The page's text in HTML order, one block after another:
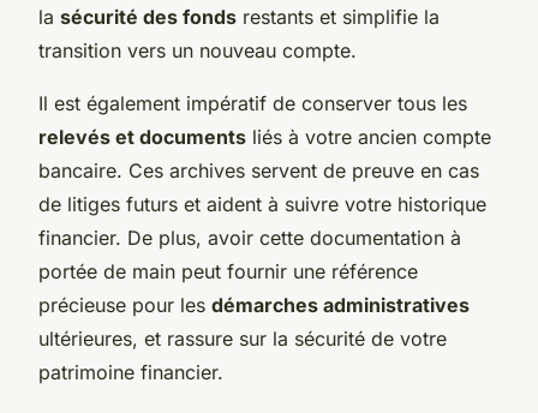
la sécurité des fonds restants et simplifie la
transition vers un nouveau compte.
Il est également impératif de conserver tous les
relevés et documents liés à votre ancien compte
bancaire. Ces archives servent de preuve en cas
de litiges futurs et aident à suivre votre historique
financier. De plus, avoir cette documentation à
portée de main peut fournir une référence
précieuse pour les démarches administratives
ultérieures, et rassure sur la sécurité de votre
patrimoine financier.